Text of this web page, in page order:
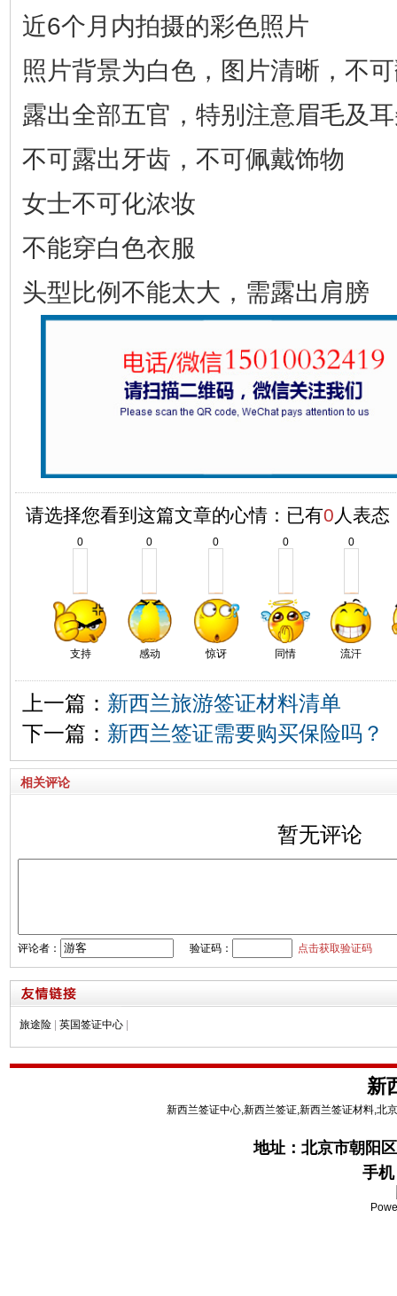
近6个月内拍摄的彩色照片
照片背景为白色，图片清晰，不可
露出全部五官，特别注意眉毛及
不可露出牙齿，不可佩戴饰物
女士不可化浓妆
不能穿白色衣服
头型比例不能太大，需露出肩膀
请选择您看到这篇文章的心情：已有0 人表态
0
支持
0
感动
0
惊讶
0
同情
0
流汗
上一篇： 新西兰旅游签证材料清单
下一篇： 新西兰签证需要购买保险吗？
相关评论
暂无评论
评论者： 验证码： 点击获取验证码
旅途险 英国签证中心
新
新西兰签证中心,新西兰签证,新西兰签证材料,北
地址： 北京市朝阳
手